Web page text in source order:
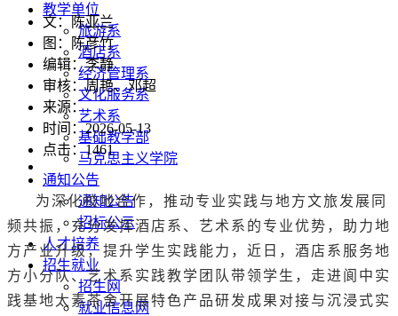
教学单位
旅游系
酒店系
经济管理系
文化服务系
艺术系
基础教学部
马克思主义学院
通知公告
通知公告
招标公示
人才培养
招生就业
招生网
就业信息网
文：陈亚兰
图：陈彦竹
编辑：李静
审核：周艳、邓超
来源：
时间：2026-05-13
点击：1461
为深化校地合作，推动专业实践与地方文旅发展同
频共振，充分发挥酒店系、艺术系的专业优势，助力地
方产业升级，提升学生实践能力，近日，酒店系服务地
方小分队、艺术系实践教学团队带领学生，走进阆中实
践基地太素茶舍开展特色产品研发成果对接与沉浸式实